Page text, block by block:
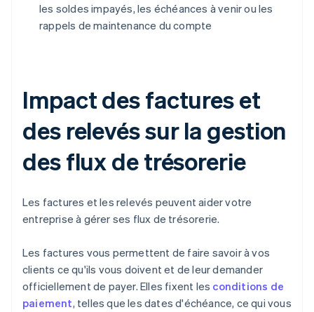
les soldes impayés, les échéances à venir ou les
rappels de maintenance du compte
Impact des factures et
des relevés sur la gestion
des flux de trésorerie
Les factures et les relevés peuvent aider votre
entreprise à gérer ses flux de trésorerie.
Les factures vous permettent de faire savoir à vos
clients ce qu'ils vous doivent et de leur demander
officiellement de payer. Elles fixent les conditions de
paiement, telles que les dates d'échéance, ce qui vous